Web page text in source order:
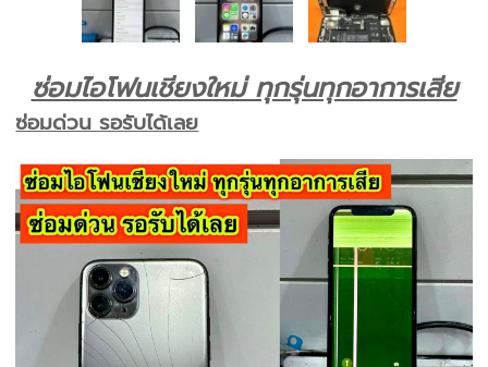
ซ่อมไอโฟนเชียงใหม่ ทุกรุ่นทุกอาการเสีย
ซ่อมด่วน รอรับได้เลย